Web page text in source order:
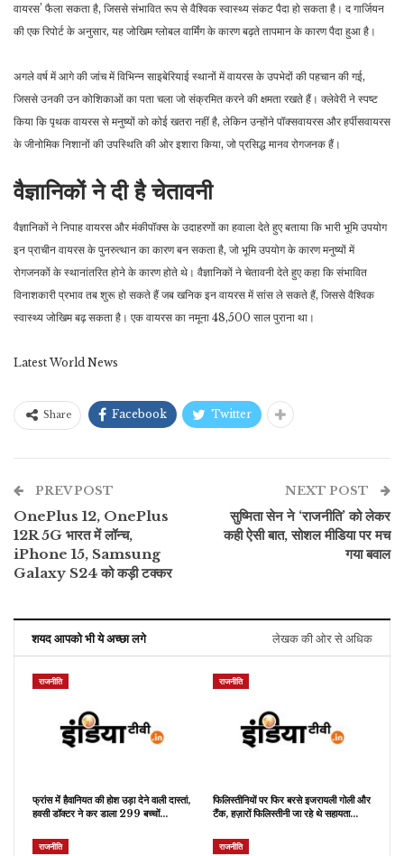
वायरस’ फैला सकता है, जिससे संभावित रूप से वैश्विक स्वास्थ्य संकट पैदा हो सकता है। द गार्जियन
की एक रिपोर्ट के अनुसार, यह जोखिम ग्लोबल वार्मिंग के कारण बढ़ते तापमान के कारण पैदा हुआ है।
अगले वर्ष में आगे की जांच में विभिन्न साइबेरियाई स्थानों में वायरस के उपभेदों की पहचान की गई,
जिससे उनकी उन कोशिकाओं का पता चला जो संक्रमित करने की क्षमता रखते हैं। क्लेवेरी ने स्पष्ट
किया कि पृथक वायरस से मनुष्यों को कोई खतरा नहीं है, लेकिन उन्होंने पॉक्सवायरस और हर्पीसवायरस
के जीनोमिक निशानों की उपस्थिति की ओर इशारा किया, जो प्रसिद्ध मानव रोगजनक हैं।
वैज्ञानिकों ने दी है चेतावनी
वैज्ञानिकों ने निपाह वायरस और मंकीपॉक्स के उदाहरणों का हवाला देते हुए बताया कि भारी भूमि उपयोग
इन प्राचीन वायरस के पुनरुत्थान का कारण बन सकता है, जो भूमि उपयोग के कारण मनुष्यों में
रोगजनकों के स्थानांतरित होने के कारण होते थे। वैज्ञानिकों ने चेतावनी देते हुए कहा कि संभावित
विनाशकारी प्रभाव तब शुरू हो सकते हैं जब खनिक इन वायरस में सांस ले सकते हैं, जिससे वैश्विक
स्वास्थ्य जोखिम बढ़ सकता है। एक वायरस का नमूना 48,500 साल पुराना था।
Latest World News
Share Facebook Twitter
PREV POST
OnePlus 12, OnePlus
12R 5G भारत में लॉन्च,
iPhone 15, Samsung
Galaxy S24 को कड़ी टक्कर
NEXT POST
सुष्मिता सेन ने ‘राजनीति’ को लेकर
कही ऐसी बात, सोशल मीडिया पर मच
गया बवाल
शयद आपको भी ये अच्छा लगे लेखक की ओर से अधिक
राजनीति
फ्रांस में हैवानियत की होश उड़ा देने वाली दास्तां,
हवसी डॉक्टर ने कर डाला 299 बच्चों…
राजनीति
फिलिस्तीनियों पर फिर बरसे इजरायली गोली और
टैंक, हज़ारों फिलिस्तीनी जा रहे थे सहायता…
राजनीति राजनीति